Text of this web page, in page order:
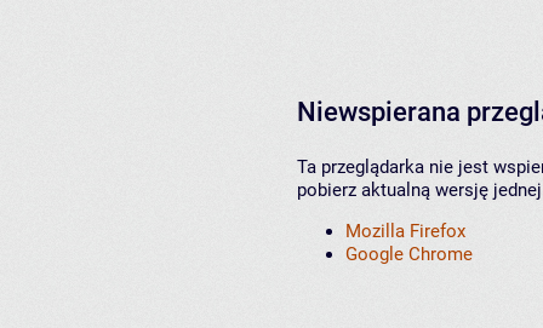
Niewspierana
Ta przeglądarka nie jest
pobierz aktualną wersję
Mozilla Firefox
Google Chrome